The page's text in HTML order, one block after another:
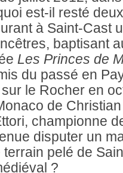
est-il resté
à Saint-Cast
baptisant
Les Princes de
du passé en
le Rocher en
de
championne
disputer un
terrain pelé de
?